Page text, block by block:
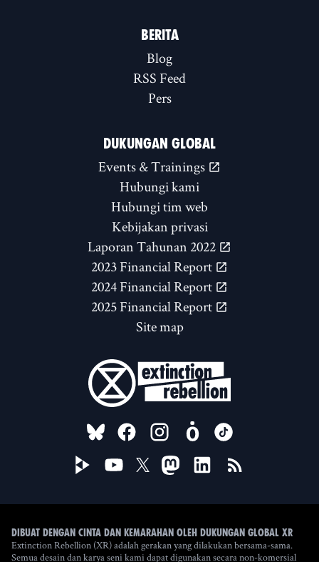
BERITA
Blog
RSS Feed
Pers
DUKUNGAN GLOBAL
Events & Trainings
Hubungi kami
Hubungi tim web
Kebijakan privasi
Laporan Tahunan 2022
2023 Financial Report
2024 Financial Report
2025 Financial Report
Site map
FOLLOW US ON
Dibuat dengan cinta dan kemarahan oleh Dukungan Global XR
Extinction Rebellion (XR) adalah gerakan yang dilakukan bersama-sama.
Semua desain dan karya seni kami dapat digunakan secara non-komersial